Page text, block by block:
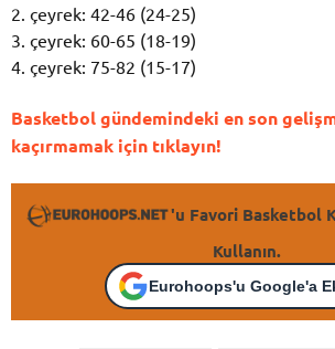
2. çeyrek: 42-46 (24-25)
3. çeyrek: 60-65 (18-19)
4. çeyrek: 75-82 (15-17)
Basketbol gündemindeki en son
kaçırmamak için tıklayın!
'u Favori Basketbol
Kullanın.
Eurohoops'u Google'a